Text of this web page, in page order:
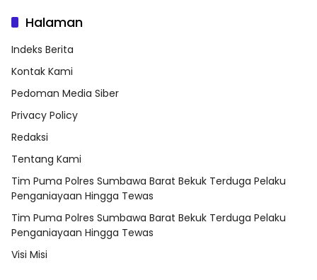
Halaman
Indeks Berita
Kontak Kami
Pedoman Media Siber
Privacy Policy
Redaksi
Tentang Kami
Tim Puma Polres Sumbawa Barat Bekuk Terduga Pelaku
Penganiayaan Hingga Tewas
Tim Puma Polres Sumbawa Barat Bekuk Terduga Pelaku
Penganiayaan Hingga Tewas
Visi Misi